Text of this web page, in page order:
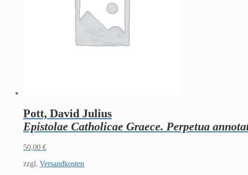
Pott, David Julius
Epistolae Catholicae Graece. Perpetua
50,00 €
zzgl. Versandkosten